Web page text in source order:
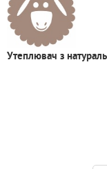
Утеплювач з